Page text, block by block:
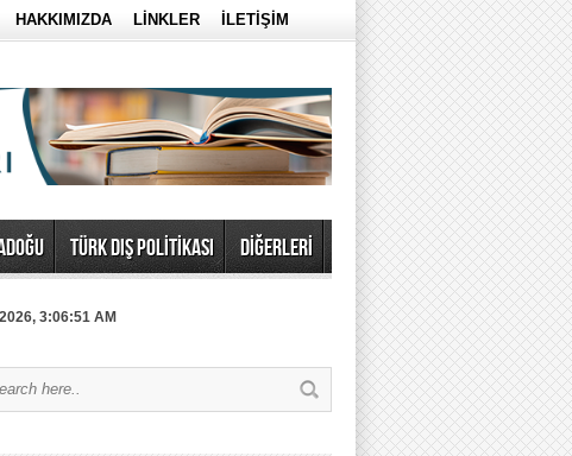
HAKKIMIZDA LİNKLER İLETİŞİM
TÜRK DIŞ POLİTİKASI DİĞERLERİ
3:06:51 AM